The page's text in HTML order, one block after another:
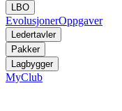
LBO
EvolusjonerOppgaver
Ledertavler
Pakker
Lagbygger
MyClub